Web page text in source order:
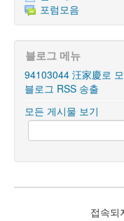
포럼모음
블로그 메뉴
94103044 汪家慶로
블로그 RSS 송출
모든 게시물 보기
접속되